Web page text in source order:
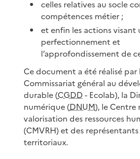
celles relatives au socle
compétences métier ;
et enfin les actions visant
perfectionnement et
l’approfondissement de
Ce document a été réalisé par
Commissariat général au
durable (CGDD - Ecolab), la
numérique (DNUM), le Centre
valorisation des ressources
(CMVRH) et des
territoriaux.